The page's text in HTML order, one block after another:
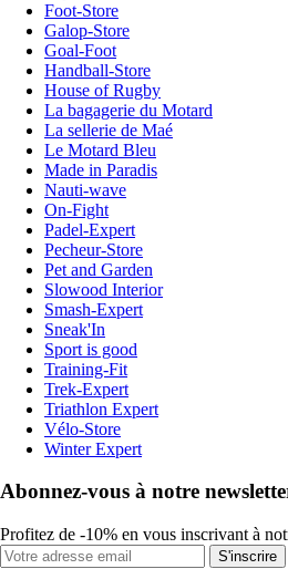
Foot-Store
Galop-Store
Goal-Foot
Handball-Store
House of Rugby
La bagagerie du Motard
La sellerie de Maé
Le Motard Bleu
Made in Paradis
Nauti-wave
On-Fight
Padel-Expert
Pecheur-Store
Pet and Garden
Slowood Interior
Smash-Expert
Sneak'In
Sport is good
Training-Fit
Trek-Expert
Triathlon Expert
Vélo-Store
Winter Expert
Abonnez-vous à notre
Profitez de -10% en vous inscrivant à
S'inscrire